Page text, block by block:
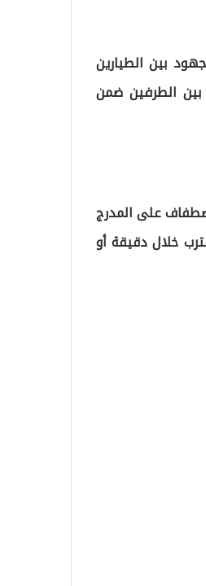
بين الطيارين
بين الطرفين ضمن
على المدرج
خلال دقيقة أو